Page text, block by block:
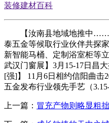
装修建材百科
【汝南县地域地推中……[
泰五金等候取行业伙伴共探
新智能马桶、定制浴室柜等
武汉门窗展】3月15-17日昌
[强]】 11月6日相约信阳曲击
五金发布行业领先手艺（3.15-
上一篇： 冒充产物则略显粗